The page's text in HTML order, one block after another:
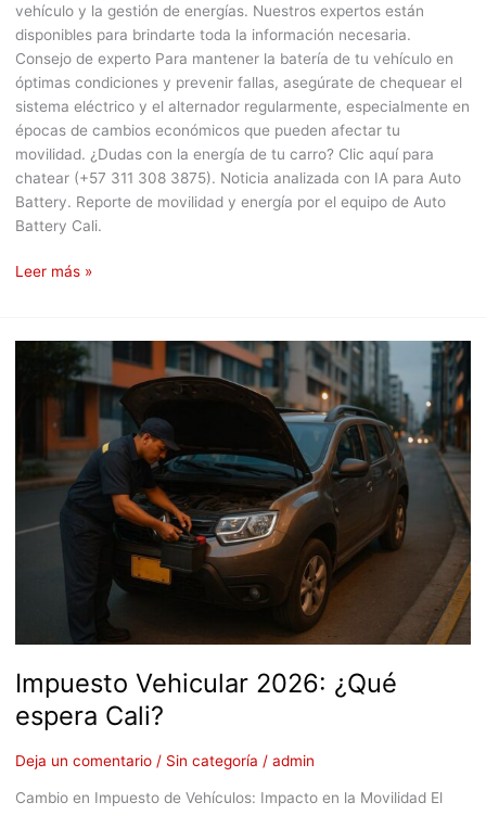
vehículo y la gestión de energías. Nuestros expertos están
disponibles para brindarte toda la información necesaria.
Consejo de experto Para mantener la batería de tu vehículo en
óptimas condiciones y prevenir fallas, asegúrate de chequear el
sistema eléctrico y el alternador regularmente, especialmente en
épocas de cambios económicos que pueden afectar tu
movilidad. ¿Dudas con la energía de tu carro? Clic aquí para
chatear (+57 311 308 3875). Noticia analizada con IA para Auto
Battery. Reporte de movilidad y energía por el equipo de Auto
Battery Cali.
Leer más »
Impuesto Vehicular 2026: ¿Qué
espera Cali?
Deja un comentario / Sin categoría / admin
Cambio en Impuesto de Vehículos: Impacto en la Movilidad El
Impuesto
Vehicular
2026:
espera
Cali?